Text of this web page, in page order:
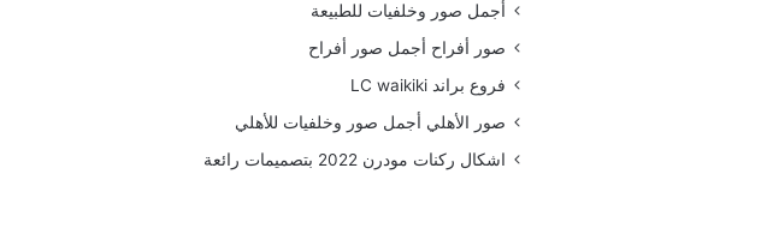
أجمل صور وخلفيات للطبيعة
صور أفراح أجمل صور أفراح
فروع براند LC waikiki
صور الأهلي أجمل صور وخلفيات للأهلي
اشكال ركنات مودرن 2022 بتصميمات رائعة